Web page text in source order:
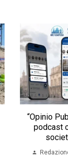
“Opinio
podcast